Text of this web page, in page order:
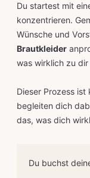
Du startest mit
konzentrieren.
Wünsche und
Brautkleider
was wirklich zu dir
Dieser Prozess ist
begleiten dich
das, was dich
Du buchst